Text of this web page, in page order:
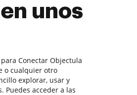
unos
Conectar Objectula
o cualquier otro
explorar, usar y
Puedes acceder a las